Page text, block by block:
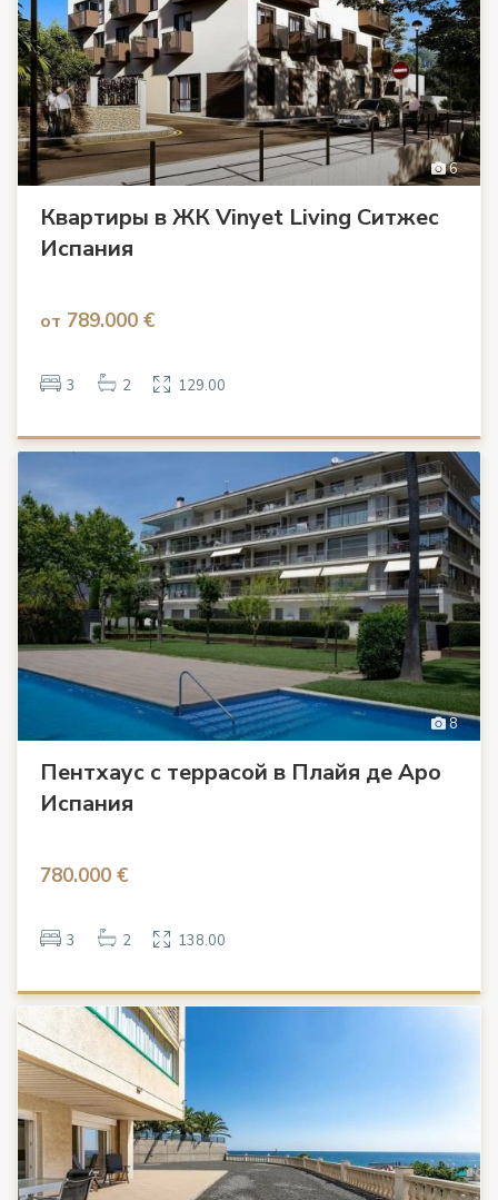
6
Квартиры в ЖК Vinyet Living Ситжес
Испания
от 789.000 €
3 2 129.00
8
Пентхаус с террасой в Плайя де Аро
Испания
780.000 €
3 2 138.00